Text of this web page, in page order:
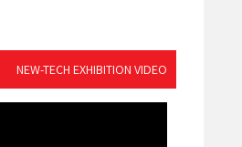
NEW-TECH EXHIBITION VIDEO